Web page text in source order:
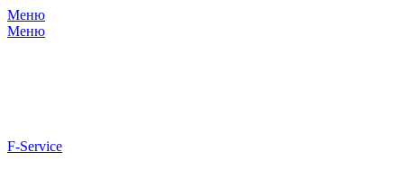
Меню
Меню
F-Service
У нас космические скидки на